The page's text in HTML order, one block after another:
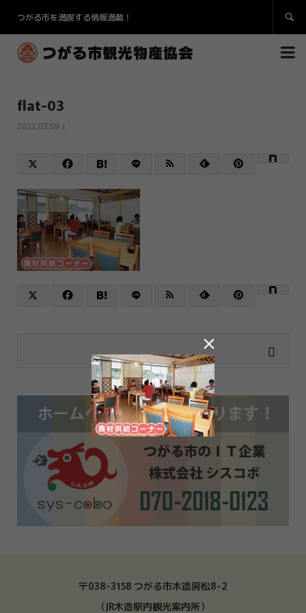
つがる市を満喫する情報満載！ 

flat-03
2021.03.09
〒038-3158 つがる市木造房松8-2
（JR木造駅内観光案内所）
